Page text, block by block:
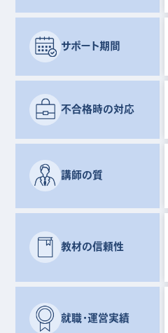
サポート期間
不合格時の対応
講師の質
教材の信頼性
就職・運営実績